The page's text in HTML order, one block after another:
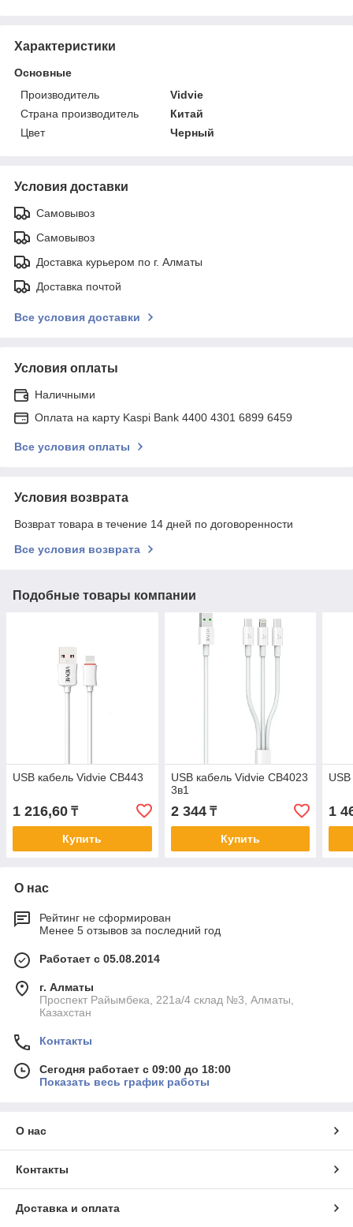
Характеристики
Основные
Производитель
Vidvie
Страна производитель
Китай
Цвет
Черный
Условия доставки
Самовывоз
Самовывоз
Доставка курьером по г. Алматы
Доставка почтой
Все условия доставки
Условия оплаты
Наличными
Оплата на карту Kaspi Bank 4400 4301 6899 6459
Все условия оплаты
Условия возврата
Возврат товара в течение 14 дней по договоренности
Все условия возврата
Подобные товары компании
USB кабель Vidvie CB443
1 216,60 ₸
Купить
USB кабель Vidvie CB4023
3в1
2 344₸
Купить
1
О нас
Рейтинг не сформирован
Менее 5 отзывов за последний год
Работает с 05.08.2014
г. Алматы
Проспект Райымбека, 221а/4 склад №3, Алматы,
Казахстан
Контакты
Сегодня работает с 09:00 до 18:00
Показать весь график работы
О нас
Контакты
Доставка и оплата